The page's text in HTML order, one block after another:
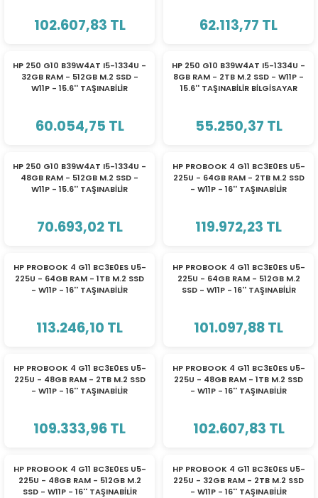
102.607,83 TL 62.113,77 TL
HP 250 G10 B39W4AT I5-1334U -
32GB RAM - 512GB M.2 SSD -
W11P - 15.6'' TAŞINABİLİR
60.054,75 TL
HP 250 G10 B39W4AT I5-1334U -
8GB RAM - 2TB M.2 SSD - W11P -
15.6'' TAŞINABİLİR BİLGİSAYAR
55.250,37 TL
HP 250 G10 B39W4AT I5-1334U -
48GB RAM - 512GB M.2 SSD -
W11P - 15.6'' TAŞINABİLİR
70.693,02 TL
HP PROBOOK 4 G11 BC3E0ES U5-
225U - 64GB RAM - 2TB M.2 SSD
- W11P - 16'' TAŞINABİLİR
119.972,23 TL
HP PROBOOK 4 G11 BC3E0ES U5-
225U - 64GB RAM - 1TB M.2 SSD
- W11P - 16'' TAŞINABİLİR
113.246,10 TL
HP PROBOOK 4 G11 BC3E0ES U5-
225U - 64GB RAM - 512GB M.2
SSD - W11P - 16'' TAŞINABİLİR
101.097,88 TL
HP PROBOOK 4 G11 BC3E0ES U5-
225U - 48GB RAM - 2TB M.2 SSD
- W11P - 16'' TAŞINABİLİR
109.333,96 TL
HP PROBOOK 4 G11 BC3E0ES U5-
225U - 48GB RAM - 1TB M.2 SSD
- W11P - 16'' TAŞINABİLİR
102.607,83 TL
HP PROBOOK 4 G11 BC3E0ES U5-
225U - 48GB RAM - 512GB M.2
SSD - W11P - 16'' TAŞINABİLİR
HP PROBOOK 4 G11 BC3E0ES U5-
225U - 32GB RAM - 2TB M.2 SSD
- W11P - 16'' TAŞINABİLİR